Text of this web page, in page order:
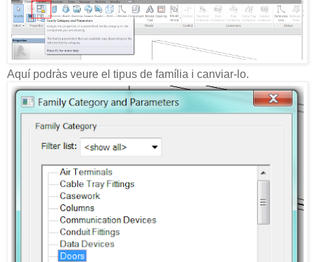
Aquí podràs veure el tipus de família i canviar-lo.